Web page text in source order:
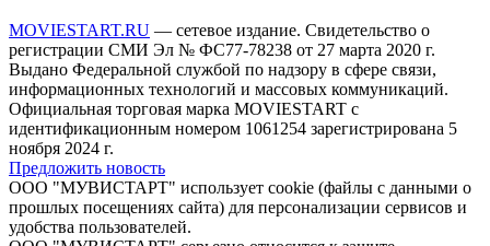
MOVIESTART.RU — сетевое издание. Свидетельство о
регистрации СМИ Эл № ФС77-78238 от 27 марта 2020 г.
Выдано Федеральной службой по надзору в сфере связи,
информационных технологий и массовых коммуникаций.
Официальная торговая марка MOVIESTART с
идентификационным номером 1061254 зарегистрирована 5
ноября 2024 г.
Предложить новость
ООО "МУВИСТАРТ" использует cookie (файлы с данными о
прошлых посещениях сайта) для персонализации сервисов и
удобства пользователей.